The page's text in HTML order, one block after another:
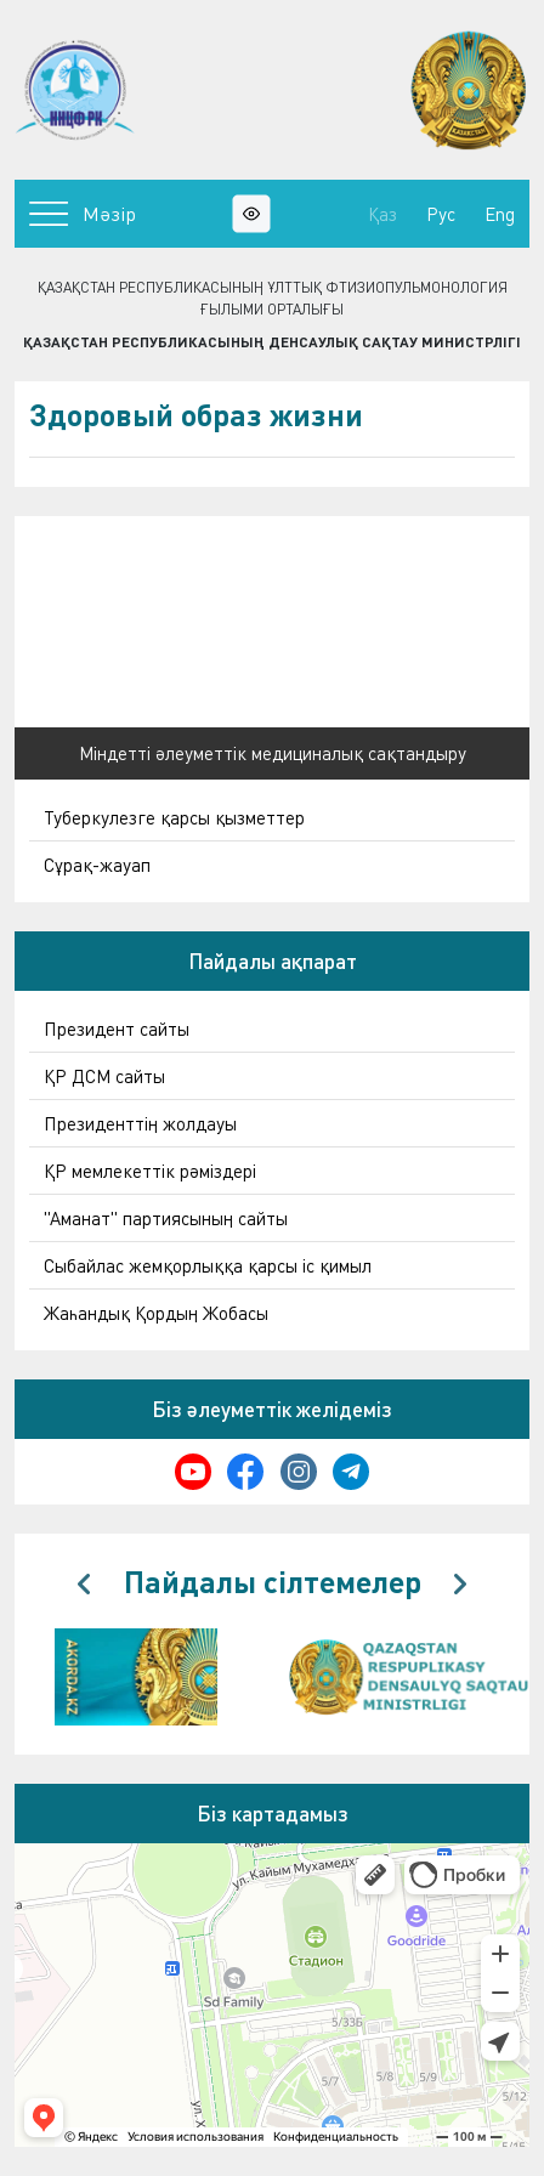
ҚАЗАҚСТАН РЕСПУБЛИКАСЫНЫҢ ҰЛТТЫҚ ФТИЗИОПУЛЬМОНОЛОГИЯ
ҒЫЛЫМИ ОРТАЛЫҒЫ
ҚАЗАҚСТАН РЕСПУБЛИКАСЫНЫҢ ДЕНСАУЛЫҚ САҚТАУ МИНИСТРЛІГІ
Мәзір Қаз Рус Eng
Здоровый образ жизни
Міндетті әлеуметтік медициналық сақтандыру
Туберкулезге қарсы қызметтер
Сұрақ-жауап
Пайдалы ақпарат
Президент сайты
ҚР ДСМ сайты
Президенттің жолдауы
ҚР мемлекеттік рәміздері
"Аманат" партиясының сайты
Сыбайлас жемқорлыққа қарсы іс қимыл
Жаһандық Қордың Жобасы
Біз әлеуметтік желідеміз
Пайдалы сілтемелер
Біз картадамыз